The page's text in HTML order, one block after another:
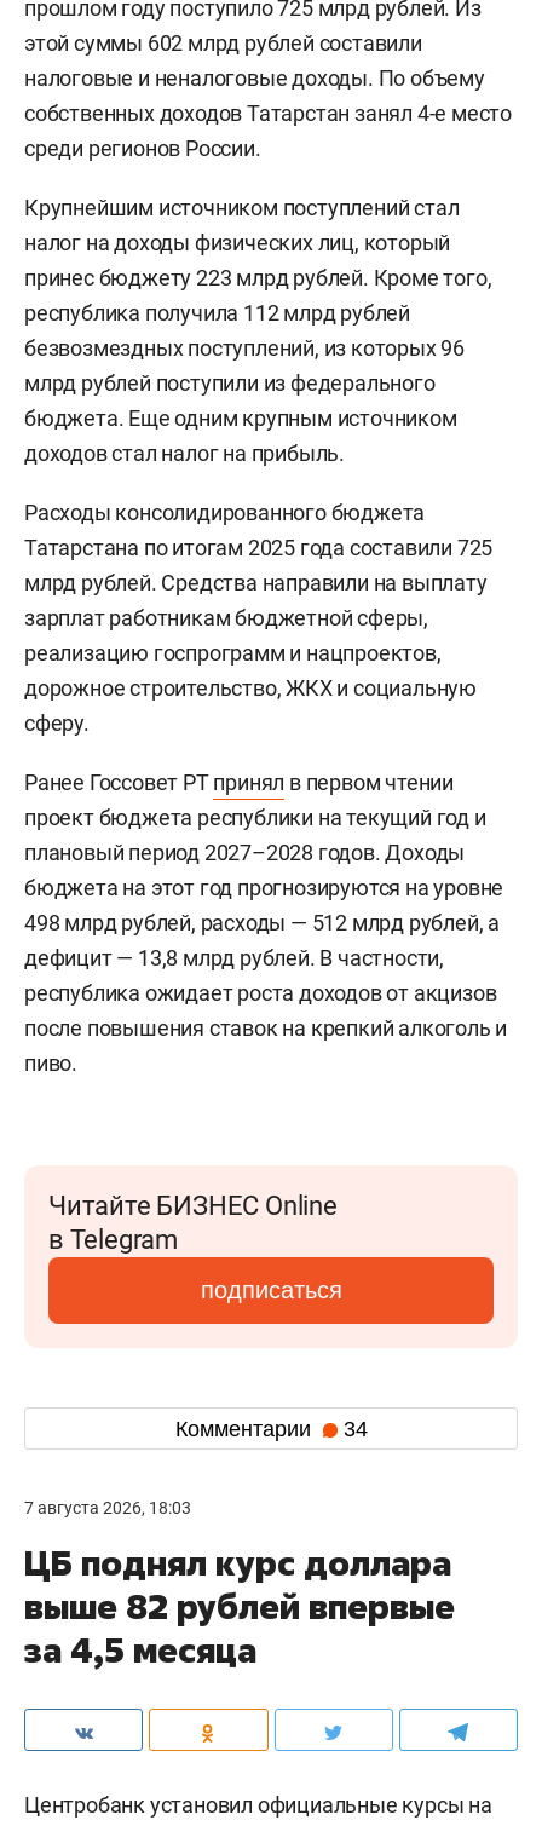
прошлом году поступило 725 млрд рублей. Из
этой суммы 602 млрд рублей составили
налоговые и неналоговые доходы. По объему
собственных доходов Татарстан занял 4-е место
среди регионов России.
Крупнейшим источником поступлений стал
налог на доходы физических лиц, который
принес бюджету 223 млрд рублей. Кроме того,
республика получила 112 млрд рублей
безвозмездных поступлений, из которых 96
млрд рублей поступили из федерального
бюджета. Еще одним крупным источником
доходов стал налог на прибыль.
Расходы консолидированного бюджета
Татарстана по итогам 2025 года составили 725
млрд рублей. Средства направили на выплату
зарплат работникам бюджетной сферы,
реализацию госпрограмм и нацпроектов,
дорожное строительство, ЖКХ и социальную
сферу.
Ранее Госсовет РТпринял в первом чтении
проект бюджета республики на текущий год и
плановый период 2027–2028 годов. Доходы
бюджета на этот год прогнозируются на уровне
498 млрд рублей, расходы — 512 млрд рублей, а
дефицит — 13,8 млрд рублей. В частности,
республика ожидает роста доходов от акцизов
после повышения ставок на крепкий алкоголь и
пиво.
Читайте БИЗНЕС Online
в Telegram
подписаться
Комментарии 34
7 августа 2026, 18:03
ЦБ поднял курс доллара
выше 82 рублей впервые
за 4,5 месяца
Центробанк установил официальные курсы на